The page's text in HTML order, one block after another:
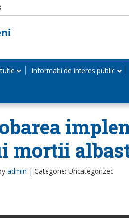
Informatii de interes public
mortii
admin | Categorie: Uncategorized